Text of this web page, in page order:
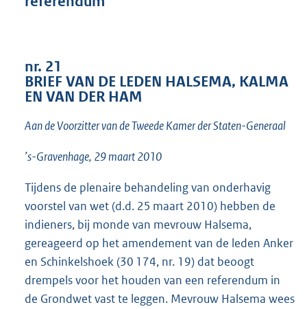
nr. 21
BRIEF VAN DE LEDEN HALSEMA, KALMA
EN VAN DER HAM
Aan de Voorzitter van de Tweede Kamer der Staten-Generaal
’s-Gravenhage, 29 maart 2010
Tijdens de plenaire behandeling van onderhavig
voorstel van wet (d.d. 25 maart 2010) hebben de
indieners, bij monde van mevrouw Halsema,
gereageerd op het amendement van de leden Anker
en Schinkelshoek (30 174, nr. 19) dat beoogt
drempels voor het houden van een referendum in
de Grondwet vast te leggen. Mevrouw Halsema wees